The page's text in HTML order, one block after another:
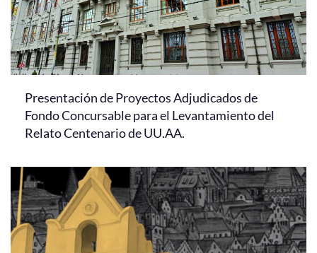
Presentación de Proyectos Adjudicados de
Fondo Concursable para el Levantamiento del
Relato Centenario de UU.AA.